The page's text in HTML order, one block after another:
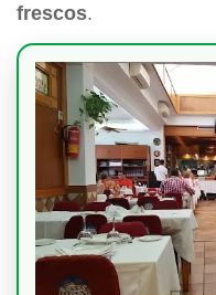
frescos.